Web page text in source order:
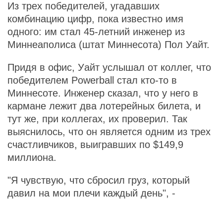
Из трех победителей, угадавших
комбинацию цифр, пока известно имя
одного: им стал 45-летний инженер из
Миннеаполиса (штат Миннесота) Пол Уайт.
Придя в офис, Уайт услышал от коллег, что
победителем Powerball стал кто-то в
Миннесоте. Инженер сказал, что у него в
кармане лежит два лотерейных билета, и
тут же, при коллегах, их проверил. Так
выяснилось, что он является одним из трех
счастливчиков, выигравших по $149,9
миллиона.
"Я чувствую, что сбросил груз, который
давил на мои плечи каждый день", -